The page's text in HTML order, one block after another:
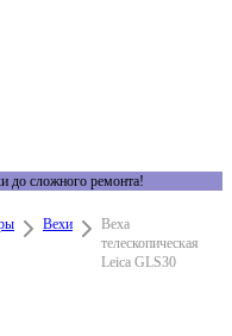
до сложного ремонта!
Вехи
Веха
телескопическая
Leica GLS30